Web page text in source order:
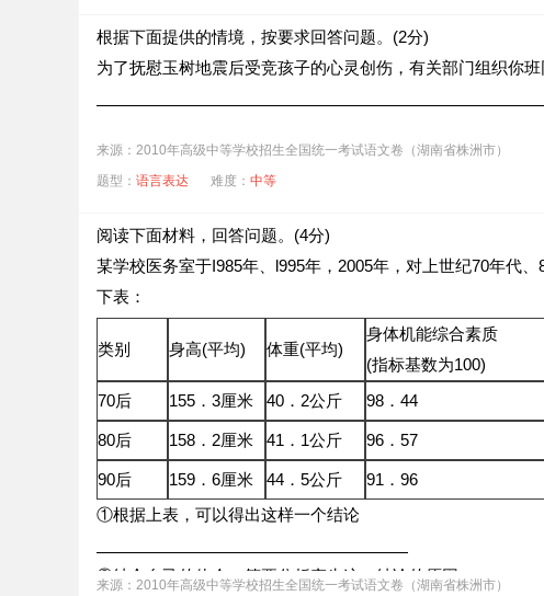
根据下面提供的情境，按要求回答问题。(2分)
为了抚慰玉树地震后受竞孩子的心灵创伤，有关部门组织你
来源：2010年高级中等学校招生全国统一考试语文卷（湖南省株洲市）
题型： 语言表达 难度： 中等
阅读下面材料，回答问题。(4分)
某学校医务室于I985年、l995年，2005年，对上世纪70年代
下表：
类别 身高(平均) 体重(平均)
身体机能综合素质
(指标基数为100)
70后
155．3厘米 40．2公斤 98．44
80后 158．2厘米 41．1公斤 96．57
90后 159．6厘米 44．5公斤
91．96
①根据上表，可以得出这样一个结论
②结合自己的体会．简要分析产生这一结论的原因
来源：2010年高级中等学校招生全国统一考试语文卷（湖南省株洲市）